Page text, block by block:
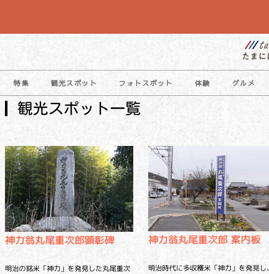
特集 観光スポット フォトスポット 体験 グルメ
観光スポット一覧
神力翁丸尾重次郎顕彰碑
明治の銘米「神力」を発見した丸尾重次
神力翁丸尾重次郎 案内板
明治時代に多収穫米「神力」を発見し、